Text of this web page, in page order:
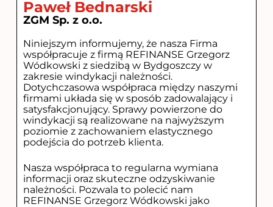
Paweł Bednarski
ZGM Sp. z o.o.
Niniejszym informujemy, że nasza Firma
współpracuje z firmą REFINANSE Grzegorz
Wódkowski z siedzibą w Bydgoszczy w
zakresie windykacji należności.
Dotychczasowa współpraca między naszymi
firmami układa się w sposób zadowalający i
satysfakcjonujący. Sprawy powierzone do
windykacji są realizowane na najwyższym
poziomie z zachowaniem elastycznego
podejścia do potrzeb klienta.
Nasza współpraca to regularna wymiana
informacji oraz skuteczne odzyskiwanie
należności. Pozwala to polecić nam
REFINANSE Grzegorz Wódkowski jako